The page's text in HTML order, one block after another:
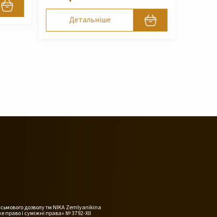
дозволу тм NIKA Zemlyanikina
і суміжні права» № 3792-XII